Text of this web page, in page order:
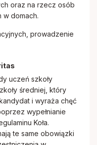
oraz na rzecz osób
domach.
prowadzenie
uczeń szkoły
średniej, który
i wyraża chęć
wypełnianie
Koła.
te same obowiązki